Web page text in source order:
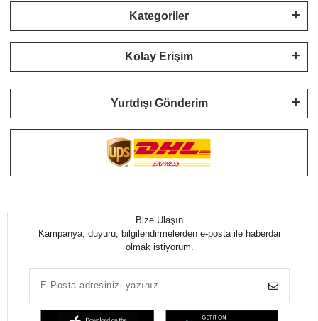
Kategoriler
Kolay Erişim
Yurtdışı Gönderim
Bize Ulaşın
Kampanya, duyuru, bilgilendirmelerden e-posta ile haberdar
olmak istiyorum.